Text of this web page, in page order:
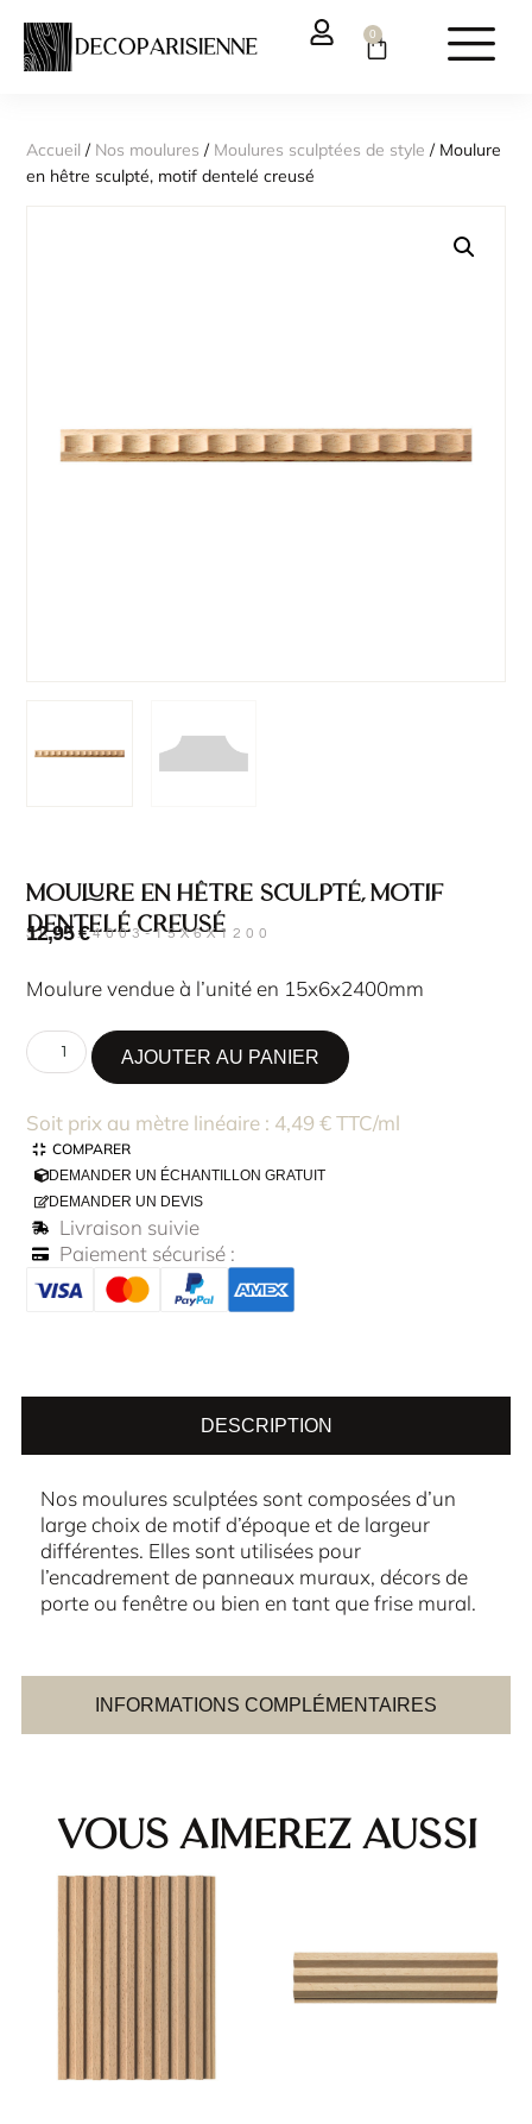
0
Accueil / Nos moulures / Moulures sculptées de style / Moulure
en hêtre sculpté, motif dentelé creusé
Moulure en hêtre sculpté, motif
dentelé creusé
SKU : 4003-15X6X1200
12,95€
Moulure vendue à l’unité en 15x6x2400mm
AJOUTER AU PANIER
Soit prix au mètre linéaire : 4,49 € TTC/ml
COMPARER
DEMANDER UN ÉCHANTILLON GRATUIT
DEMANDER UN DEVIS
Livraison suivie
Paiement sécurisé :
DESCRIPTION
INFORMATIONS COMPLÉMENTAIRES
Nos moulures sculptées sont composées d’un
large choix de motif d’époque et de largeur
différentes. Elles sont utilisées pour
l’encadrement de panneaux muraux, décors de
porte ou fenêtre ou bien en tant que frise mural.
Vous aimerez aussi